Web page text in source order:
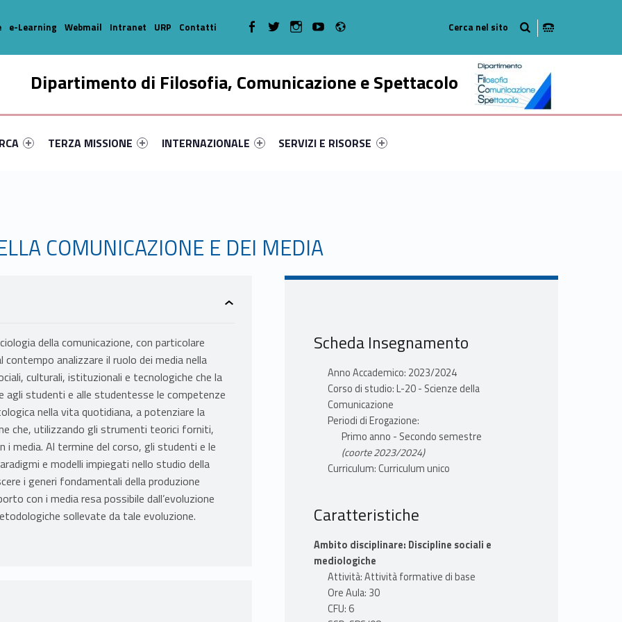
Dipartimento di Filosofia, Comunicazione e Spettacolo
primary-22089-16
#link-menu-primary-67603-35
Link identifier #link-menu-primary-7547-46
TERZA MISSIONE
Link identifier #link-menu-primary-61589-52
INTERNAZIONALE
Link identifier #link-menu-primary-70687-63
SERVIZI E RISORSE
e-Learning Webmail Intranet URP Contatti WebMan on Facebook
WebMan on TwitterWebMan on Instagram
WebMan on Youtube
COMUNICAZIONE E DEI MEDIA
della comunicazione, con particolare
analizzare il ruolo dei media nella
culturali, istituzionali e tecnologiche che la
studenti e alle studentesse le competenze
nella vita quotidiana, a potenziare la
che, utilizzando gli strumenti teorici forniti,
i media. Al termine del corso, gli studenti e le
e modelli impiegati nello studio della
i generi fondamentali della produzione
con i media resa possibile dall’evoluzione
sollevate da tale evoluzione.
Scheda Insegnamento
Anno Accademico: 2023/2024
Corso di studio: L-20 - Scienze della
Comunicazione
Periodi di Erogazione:
Primo anno - Secondo semestre
(coorte 2023/2024)
Curriculum: Curriculum unico
Caratteristiche
Ambito disciplinare: Discipline sociali e
mediologiche
Attività: Attività formative di base
Ore Aula: 30
CFU: 6